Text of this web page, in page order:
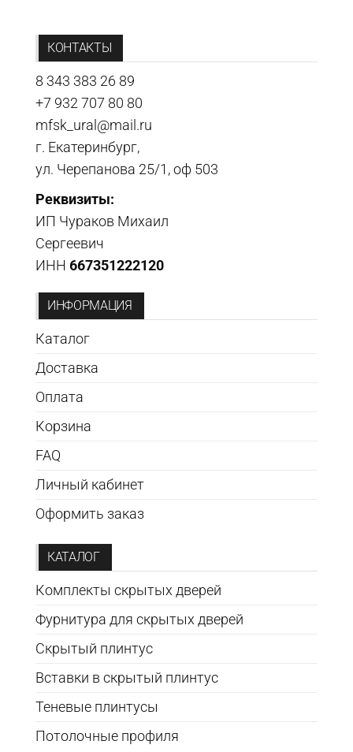
КОНТАКТЫ
8 343 383 26 89
+7 932 707 80 80
mfsk_ural@mail.ru
г. Екатеринбург,
ул. Черепанова 25/1, оф 503
Реквизиты:
ИП Чураков Михаил
Сергеевич
ИНН 667351222120
ИНФОРМАЦИЯ
Каталог
Доставка
Оплата
Корзина
FAQ
Личный кабинет
Оформить заказ
КАТАЛОГ
Комплекты скрытых дверей
Фурнитура для скрытых дверей
Скрытый плинтус
Вставки в скрытый плинтус
Теневые плинтусы
Потолочные профиля